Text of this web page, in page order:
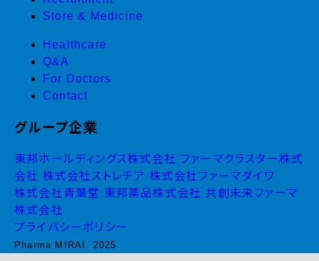
Store & Medicine
Healthcare
Q&A
For Doctors
Contact
グループ企業
東邦ホールディングス株式会社 ファーマクラスター株式
会社 株式会社ストレチア 株式会社ファーマダイワ
株式会社青葉堂 東邦薬品株式会社 共創未来ファーマ
株式会社
プライバシーポリシー
Pharma MIRAI. 2025